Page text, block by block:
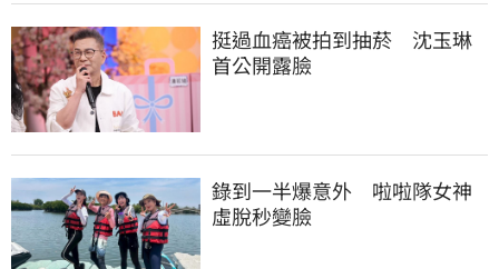
挺過血癌被拍到抽菸　沈玉琳
首公開露臉
錄到一半爆意外　啦啦隊女神
虛脫秒變臉